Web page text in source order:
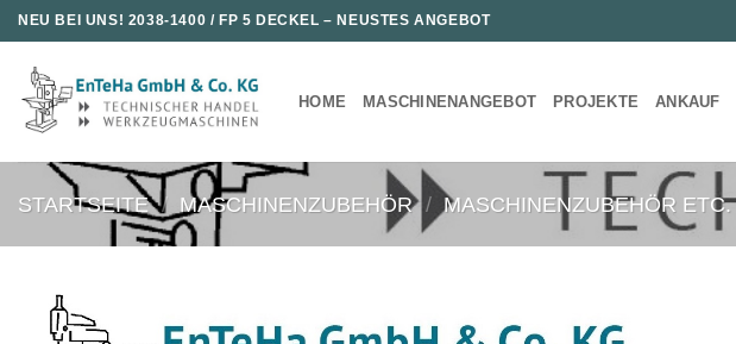
Zum
Inhalt
springen
NEU BEI UNS! 2038-1400 / FP 5 DECKEL – NEUSTES ANGEBOT
HOME MASCHINENANGEBOT PROJEKTE ANKAUF
STARTSEITE / MASCHINENZUBEHÖR / MASCHINENZUBEHÖR ETC.